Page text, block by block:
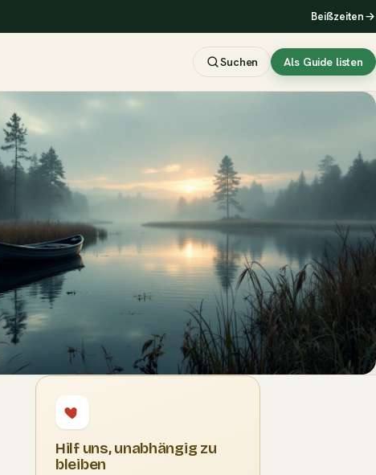
Beißzeiten
Suchen Als Guide listen
Hilf uns, unabhängig zu
bleiben